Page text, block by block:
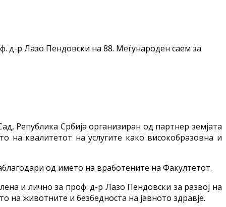
Република Србија организиран од партнер земјата
на квалитетот на услугите како високобразовна и
од името на вработените на Факултетот.
и лично за проф. д-р Лазо Пендовски за развој на
на животните и безбедноста на јавното здравје.